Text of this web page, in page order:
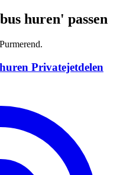
huren' passen
Privatejetdelen